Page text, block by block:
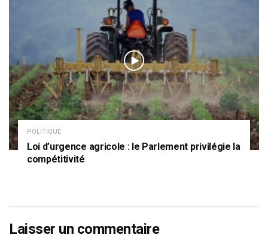
POLITIQUE
Loi d’urgence agricole : le Parlement privilégie la
compétitivité
Laisser un commentaire